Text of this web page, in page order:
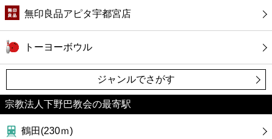
無印良品アピタ宇都宮店
トーヨーボウル
ジャンルでさがす
宗教法人下野巴教会の最寄駅
鶴田(230ｍ)